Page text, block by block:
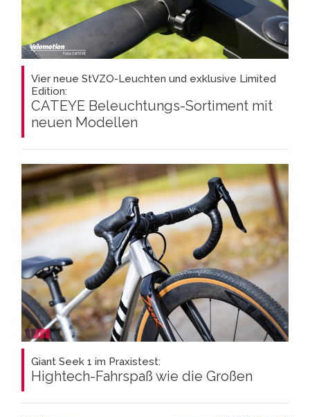
Vier neue StVZO-Leuchten und exklusive Limited
Edition:
CATEYE Beleuchtungs-Sortiment mit
neuen Modellen
Giant Seek 1 im Praxistest:
Hightech-Fahrspaß wie die Großen